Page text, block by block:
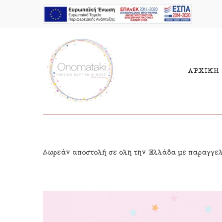
ΑΡΧΙΚΗ
Μπομπονιέρες Αγόρι
Προσκλητήρια Αγόρι
Προσκλητήρια Κορίτσι
Δωρεάν αποστολή σε όλη την Ελλάδα με